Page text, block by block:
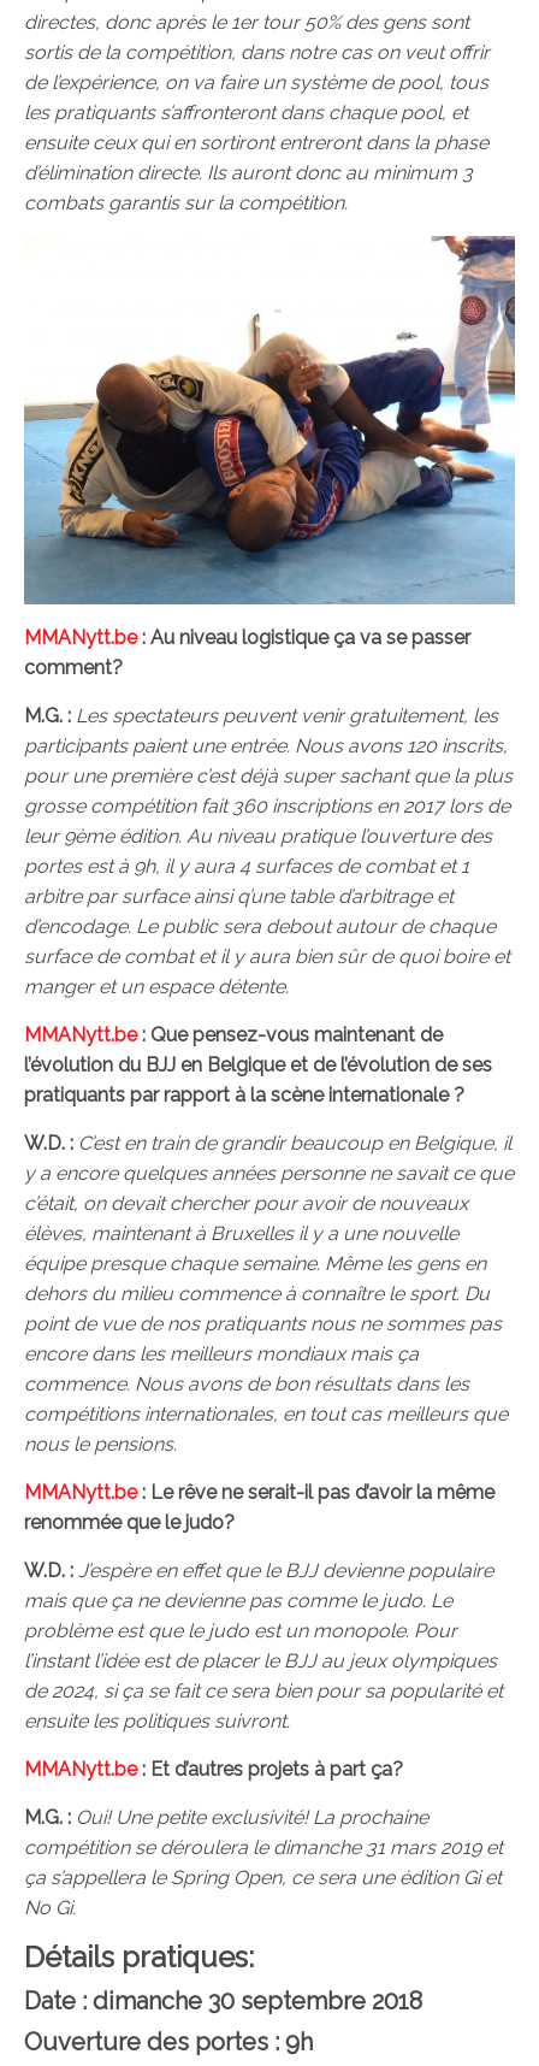
directes, donc après le 1er tour 50% des gens sont
sortis de la compétition, dans notre cas on veut offrir
de l’expérience, on va faire un système de pool, tous
les pratiquants s’affronteront dans chaque pool, et
ensuite ceux qui en sortiront entreront dans la phase
d’élimination directe. Ils auront donc au minimum 3
combats garantis sur la compétition.
MMANytt.be: Au niveau logistique ça va se passer
comment?
M.G. : Les spectateurs peuvent venir gratuitement, les
participants paient une entrée. Nous avons 120 inscrits,
pour une première c’est déjà super sachant que la plus
grosse compétition fait 360 inscriptions en 2017 lors de
leur 9ème édition. Au niveau pratique l’ouverture des
portes est à 9h, il y aura 4 surfaces de combat et 1
arbitre par surface ainsi q’une table d’arbitrage et
d’encodage. Le public sera debout autour de chaque
surface de combat et il y aura bien sûr de quoi boire et
manger et un espace détente.
MMANytt.be: Que pensez-vous maintenant de
l’évolution du BJJ en Belgique et de l’évolution de ses
pratiquants par rapport à la scène internationale ?
W.D. : C’est en train de grandir beaucoup en Belgique, il
y a encore quelques années personne ne savait ce que
c’était, on devait chercher pour avoir de nouveaux
élèves, maintenant à Bruxelles il y a une nouvelle
équipe presque chaque semaine. Même les gens en
dehors du milieu commence à connaître le sport. Du
point de vue de nos pratiquants nous ne sommes pas
encore dans les meilleurs mondiaux mais ça
commence. Nous avons de bon résultats dans les
compétitions internationales, en tout cas meilleurs que
nous le pensions.
MMANytt.be: Le rêve ne serait-il pas d’avoir la même
renommée que le judo?
W.D. : J’espère en effet que le BJJ devienne populaire
mais que ça ne devienne pas comme le judo. Le
problème est que le judo est un monopole. Pour
l’instant l’idée est de placer le BJJ au jeux olympiques
de 2024, si ça se fait ce sera bien pour sa popularité et
ensuite les politiques suivront.
MMANytt.be: Et d’autres projets à part ça?
M.G. : Oui! Une petite exclusivité! La prochaine
compétition se déroulera le dimanche 31 mars 2019 et
ça s’appellera le Spring Open, ce sera une édition Gi et
No Gi.
Détails pratiques:
Date : dimanche 30 septembre 2018
Ouverture des portes : 9h